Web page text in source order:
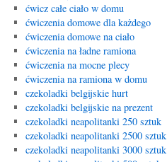
ćwicz całe ciało w domu
ćwiczenia domowe dla każdego
ćwiczenia domowe na ciało
ćwiczenia na ładne ramiona
ćwiczenia na mocne plecy
ćwiczenia na ramiona w domu
czekoladki belgijskie hurt
czekoladki belgijskie na prezent
czekoladki neapolitanki 250 sztuk
czekoladki neapolitanki 2500 sztuk
czekoladki neapolitanki 3000 sztuk